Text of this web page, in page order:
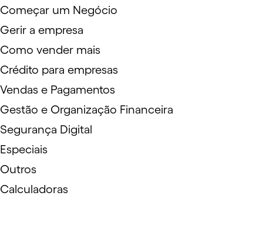
Começar um Negócio
Gerir a empresa
Como vender mais
Crédito para empresas
Vendas e Pagamentos
Gestão e Organização Financeira
Segurança Digital
Especiais
Outros
Calculadoras